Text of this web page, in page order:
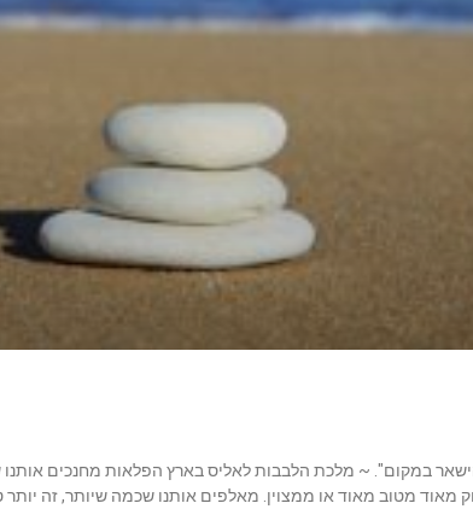
במקום". ~ מלכת הלבבות לאליס בארץ הפלאות מחנכים
מטוב מאוד או ממצוין. מאלפים אותנו שכמה שיותר, זה יותר